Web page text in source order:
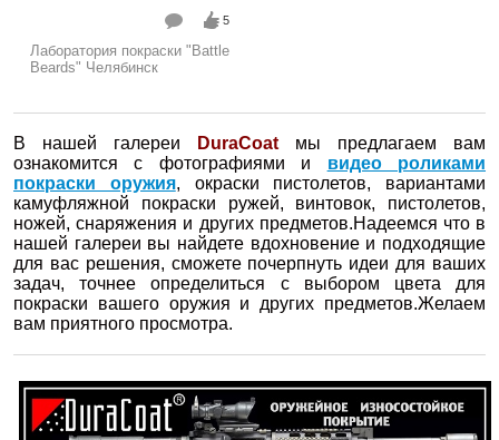
5
Лаборатория покраски "Battle
Beards" Челябинск
В нашей галереи DuraCoat мы предлагаем вам
ознакомится с фотографиями и видео роликами
покраски оружия, окраски пистолетов, вариантами
камуфляжной покраски ружей, винтовок, пистолетов,
ножей, снаряжения и других предметов.Надеемся что в
нашей галереи вы найдете вдохновение и подходящие
для вас решения, сможете почерпнуть идеи для ваших
задач, точнее определиться с выбором цвета для
покраски вашего оружия и других предметов.Желаем
вам приятного просмотра.